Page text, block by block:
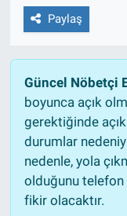
Paylaş
Güncel Nöbetçi
boyunca açık
gerektiğinde
durumlar
nedenle, yola
olduğunu telefon
fikir olacaktır.